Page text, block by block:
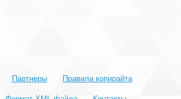
Партнеры Правила копирайта